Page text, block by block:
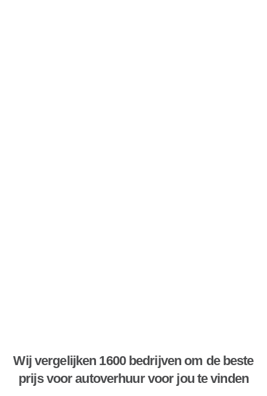
Wij vergelijken 1600 bedrijven om de beste
prijs voor autoverhuur voor jou te vinden